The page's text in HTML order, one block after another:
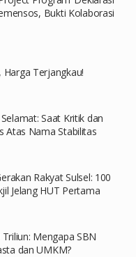
Bukti Kolaborasi
Terjangkau!
Saat Kritik dan
Atas Nama Stabilitas
Rakyat Sulsel: 100
Jelang HUT Pertama
Mengapa SBN
dan UMKM?